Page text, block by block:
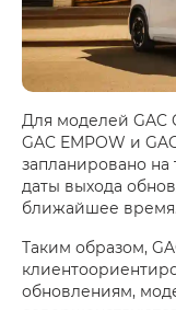
Для моделей GAC
GAC EMPOW и
запланировано на
даты выхода
ближайшее время.
Таким образом,
обновлениям,